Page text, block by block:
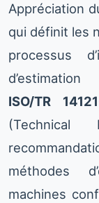
Appréciation
qui définit les
processus
ISO/TR
méthodes
machines